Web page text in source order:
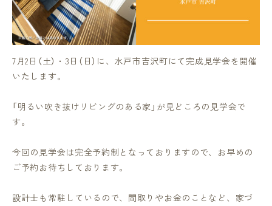
7月2日（土）・3日（日）に、水戸市吉沢町にて完成見学会を開催
いたします。
「明るい吹き抜けリビングのある家」が見どころの見学会で
す。
今回の見学会は完全予約制となっておりますので、お早めの
ご予約お待ちしております。
設計士も常駐しているので、間取りやお金のことなど、家づ